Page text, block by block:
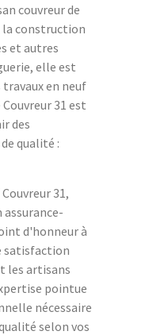
couvreur de
la construction
et autres
elle est
en neuf
31 est
des
qualité :
31,
assurance-
d'honneur à
satisfaction
les artisans
pointue
nécessaire
selon vos